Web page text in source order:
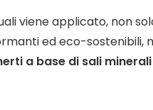
viene applicato, non
ed eco-sostenibili,
a base di sali minerali